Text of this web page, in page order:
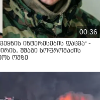
00:36
ინტერესების დაცვა" -
შმაგი სოფრომაძის
ომზე